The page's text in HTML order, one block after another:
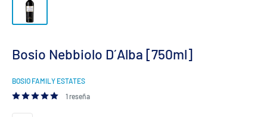
Bosio Nebbiolo D´Alba [750ml]
BOSIO FAMILY ESTATES
1 reseña